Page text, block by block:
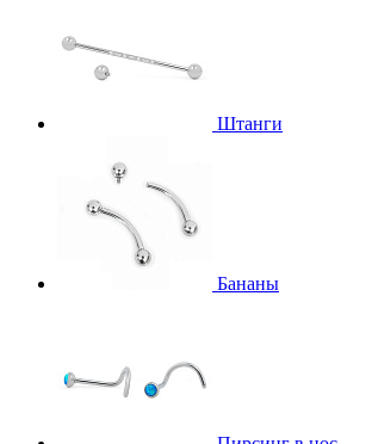
Штанги
Бананы